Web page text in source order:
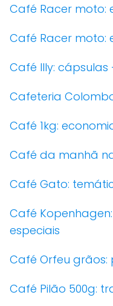
Café Racer moto:
Café Racer moto:
Café Illy:
Cafeteria
Café 1kg:
Café da manhã
Café Gato:
Café
especiais
Café Orfeu
Café Pilão 500g: